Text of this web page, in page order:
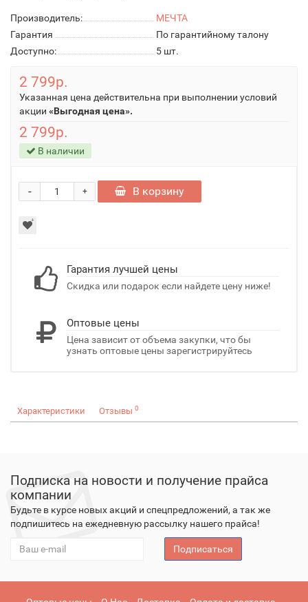
Производитель:
МЕЧТА
Гарантия
По гарантийному талону
Доступно:
5 шт.
2 799р.
Указанная цена действительна при выполнении условий
акции «Выгодная цена».
2 799р.
В наличии
+
- В корзину
Гарантия лучшей цены
Скидка или подарок если найдете цену ниже!
Оптовые цены
Цена зависит от объема закупки, что бы
узнать оптовые цены зарегистрируйтесь
Характеристики Отзывы 0
Подписка на новости и получение прайса
компании
Будьте в курсе новых акций и спецпредложений, а так же
подпишитесь на ежедневную рассылку нашего прайса!
Подписаться